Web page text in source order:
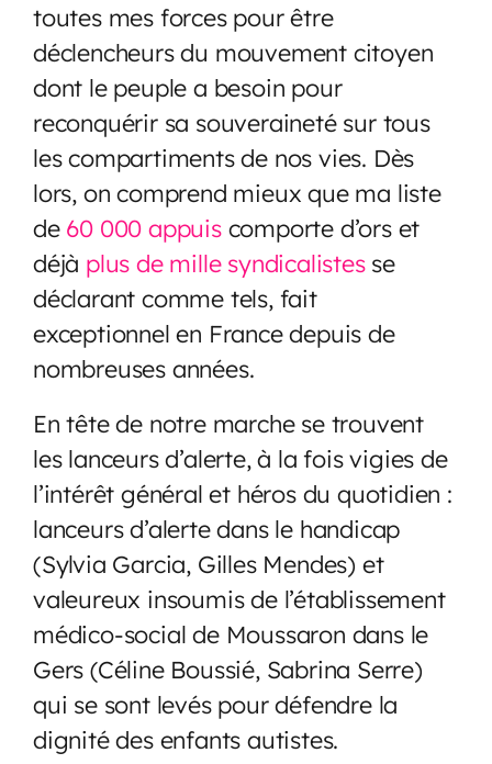
toutes mes forces pour être
déclencheurs du mouvement citoyen
dont le peuple a besoin pour
reconquérir sa souveraineté sur tous
les compartiments de nos vies. Dès
lors, on comprend mieux que ma liste
de 60 000 appuiscomporte d’ors et
déjà plus de mille syndicalistesse
déclarant comme tels, fait
exceptionnel en France depuis de
nombreuses années.
En tête de notre marche se trouvent
les lanceurs d’alerte, à la fois vigies de
l’intérêt général et héros du quotidien :
lanceurs d’alerte dans le handicap
(Sylvia Garcia, Gilles Mendes) et
valeureux insoumis de l’établissement
médico-social de Moussaron dans le
Gers (Céline Boussié, Sabrina Serre)
qui se sont levés pour défendre la
dignité des enfants autistes.